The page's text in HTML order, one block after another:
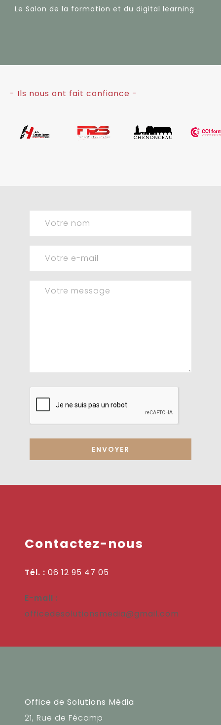
Le Salon de la formation et du digital learning
- Ils nous ont fait confiance -
Contactez-nous
Tél. : 06 12 95 47 05
E-mail :
officedesolutionsmedia@gmail.com
Office de Solutions Média
21, Rue de Fécamp